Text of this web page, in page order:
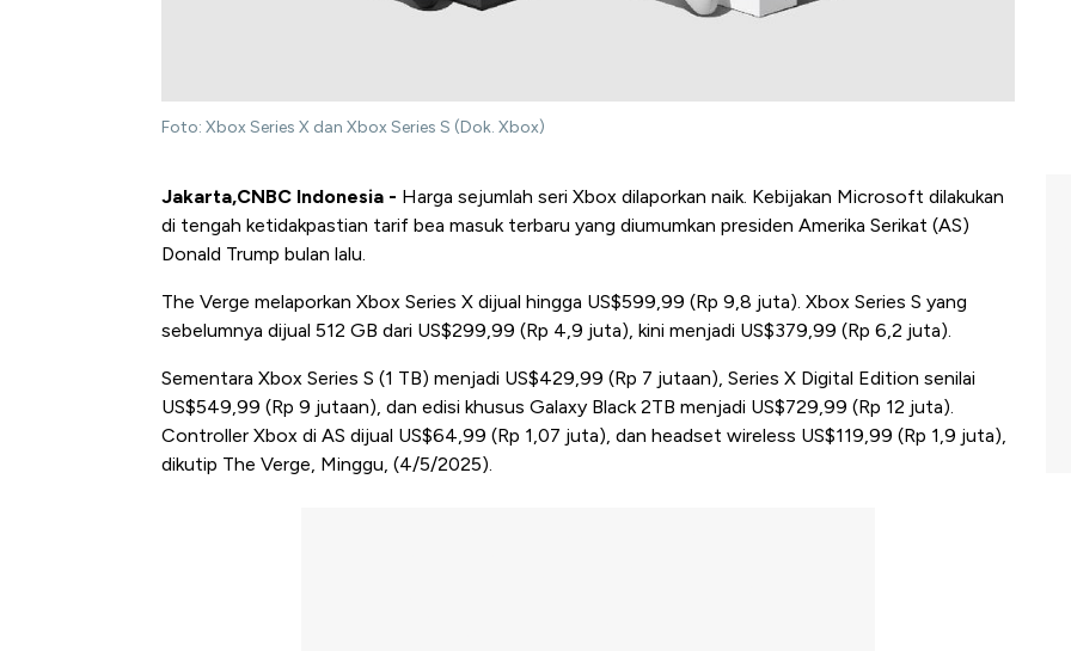
Foto: Xbox Series X dan Xbox Series S (Dok. Xbox)
Jakarta,CNBC Indonesia - Harga sejumlah seri Xbox dilaporkan naik. Kebijakan Microsoft dilakukan
di tengah ketidakpastian tarif bea masuk terbaru yang diumumkan presiden Amerika Serikat (AS)
Donald Trump bulan lalu.
The Verge melaporkan Xbox Series X dijual hingga US$599,99 (Rp 9,8 juta). Xbox Series S yang
sebelumnya dijual 512 GB dari US$299,99 (Rp 4,9 juta), kini menjadi US$379,99 (Rp 6,2 juta).
Sementara Xbox Series S (1 TB) menjadi US$429,99 (Rp 7 jutaan), Series X Digital Edition senilai
US$549,99 (Rp 9 jutaan), dan edisi khusus Galaxy Black 2TB menjadi US$729,99 (Rp 12 juta).
Controller Xbox di AS dijual US$64,99 (Rp 1,07 juta), dan headset wireless US$119,99 (Rp 1,9 juta),
dikutip The Verge, Minggu, (4/5/2025).